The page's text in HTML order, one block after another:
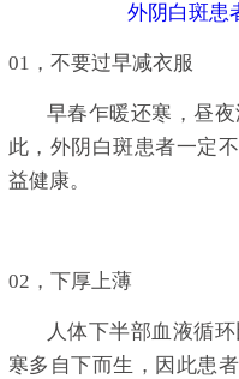
外阴白斑患
01，不要过早减衣服
早春乍暖还寒，昼夜
此，外阴白斑患者一定
益健康。
02，下厚上薄
人体下半部血液循环
寒多自下而生，因此患